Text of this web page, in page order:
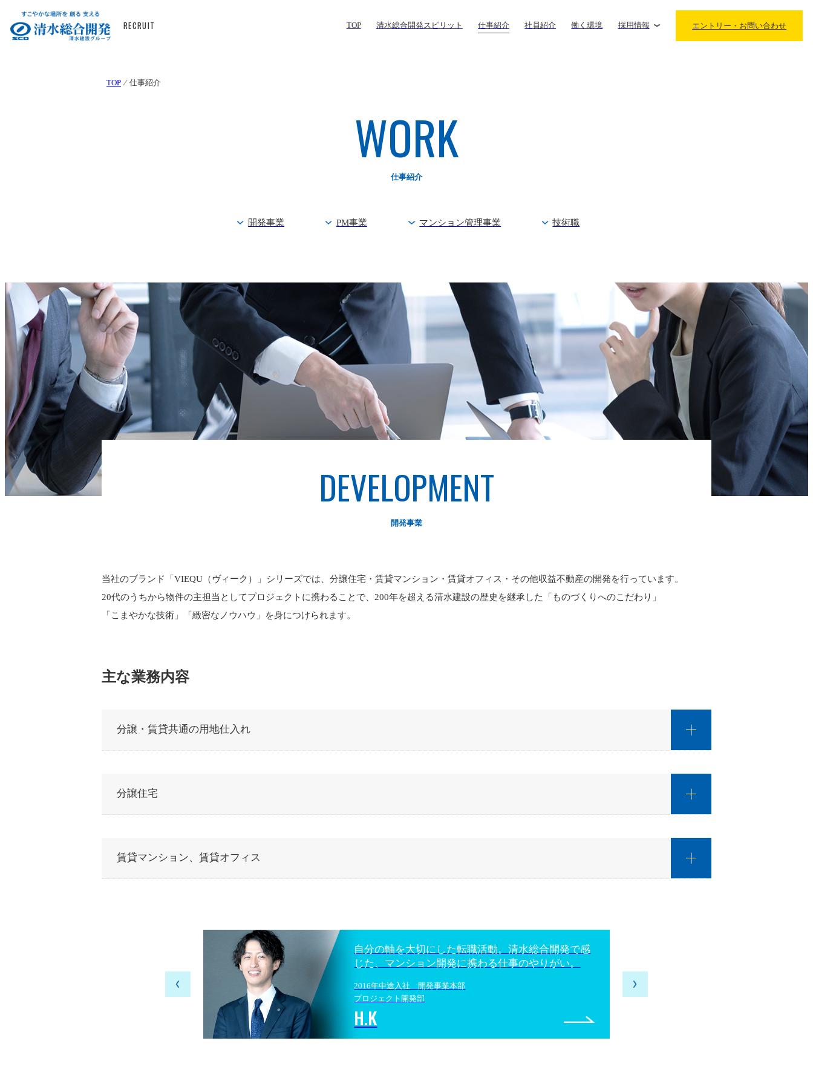
RECRUIT TOP 清水総合開発スピリット 仕事紹介 社員紹介 働く環境 採用情報 エントリー ・ お問い合わせ
TOP ⁄ 仕事紹介
WORK
仕事紹介
開発事業 PM事業 マンション管理事業 技術職
DEVELOPMENT
開発事業
当社のブランド「VIEQU（ヴィーク）」シリーズでは、分譲住宅・賃貸マンション・賃貸オフィス・その他収益不動産の開発を行っています。
20代のうちから物件の主担当としてプロジェクトに携わることで、200年を超える清水建設の歴史を継承した「ものづくりへのこだわり」
「こまやかな技術」「緻密なノウハウ」を身につけられます。
主な業務内容
分譲・賃貸共通の用地仕入れ
分譲住宅
賃貸マンション、賃貸オフィス
自分の軸を大切にした転職活動。清水総合開発で感
じた、マンション開発に携わる仕事のやりがい。
2016年中途入社 開発事業本部
プロジェクト開発部
H.K